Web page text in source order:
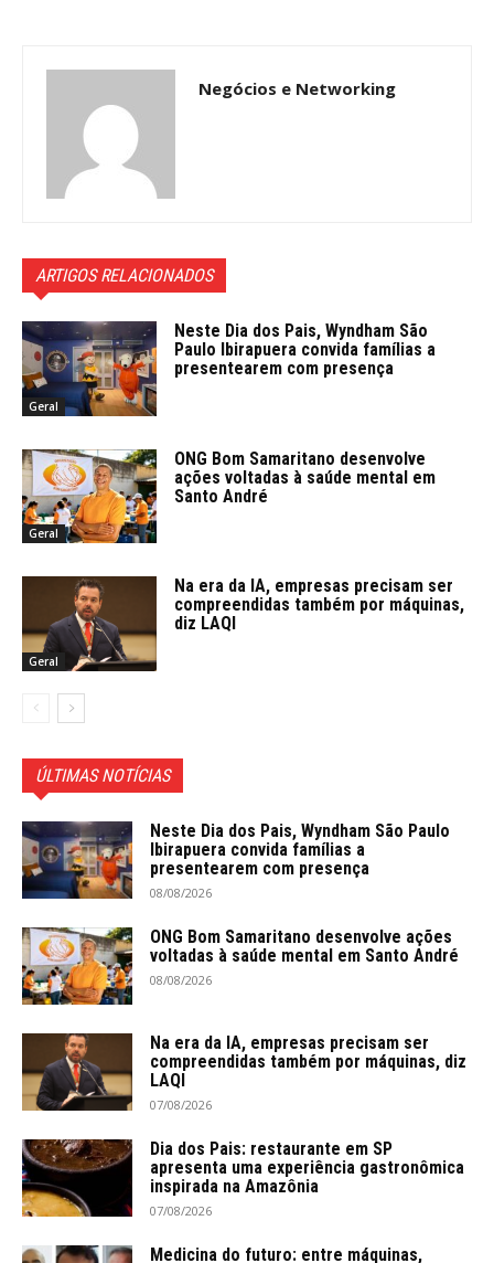
Negócios e Networking
ARTIGOS RELACIONADOS
Geral
Neste Dia dos Pais, Wyndham São
Paulo Ibirapuera convida famílias a
presentearem com presença
Geral
ONG Bom Samaritano desenvolve
ações voltadas à saúde mental em
Santo André
Geral
Na era da IA, empresas precisam ser
compreendidas também por máquinas,
diz LAQI
ÚLTIMAS NOTÍCIAS
Neste Dia dos Pais, Wyndham São Paulo
Ibirapuera convida famílias a
presentearem com presença
08/08/2026
ONG Bom Samaritano desenvolve ações
voltadas à saúde mental em Santo André
08/08/2026
Na era da IA, empresas precisam ser
compreendidas também por máquinas, diz
LAQI
07/08/2026
Dia dos Pais: restaurante em SP
apresenta uma experiência gastronômica
inspirada na Amazônia
07/08/2026
Medicina do futuro: entre máquinas,